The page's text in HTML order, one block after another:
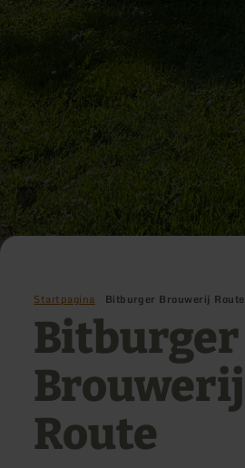
Startpagina Bitburger Brouwerij Route
Bitburger
Brouwerij
Route